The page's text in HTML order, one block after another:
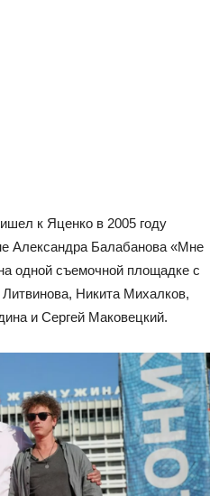
к Яценко в 2005 году
Александра Балабанова «Мне
одной съемочной площадке с
Никита Михалков,
и Сергей Маковецкий.